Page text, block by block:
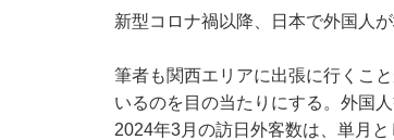
新型コロナ禍以降、日本で外国人
筆者も関西エリアに出張に行くこ
いるのを目の当たりにする。外国
2024年3月の訪日外客数は、単月